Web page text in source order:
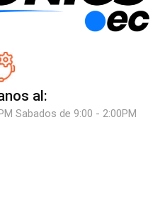
al:
Sabados de 9:00 - 2:00PM